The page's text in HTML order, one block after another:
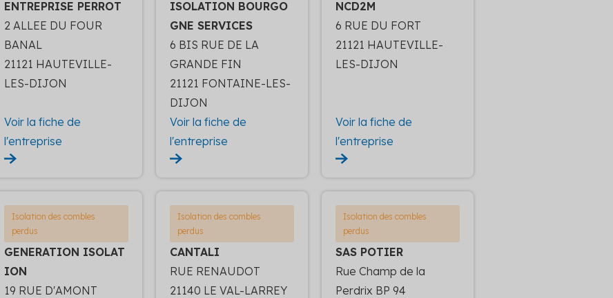
ENTREPRISE PERROT
2 ALLEE DU FOUR
BANAL
21121 HAUTEVILLE-
LES-DIJON
Voir la fiche de
l'entreprise
ISOLATION BOURGO
GNE SERVICES
6 BIS RUE DE LA
GRANDE FIN
21121 FONTAINE-LES-
DIJON
Voir la fiche de
l'entreprise
NCD2M
6 RUE DU FORT
21121 HAUTEVILLE-
LES-DIJON
Voir la fiche de
l'entreprise
Isolation des combles
perdus
GENERATION ISOLAT
ION
19 RUE D'AMONT
Isolation des combles
perdus
CANTALI
RUE RENAUDOT
21140 LE VAL-LARREY
Isolation des combles
perdus
SAS POTIER
Rue Champ de la
Perdrix BP 94